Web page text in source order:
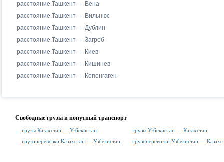
расстояние Ташкент — Вена
расстояние Ташкент — Вильнюс
расстояние Ташкент — Дублин
расстояние Ташкент — Загреб
расстояние Ташкент — Киев
расстояние Ташкент — Кишинев
расстояние Ташкент — Копенгаген
Свободные грузы и попутный транспорт
грузы Казахстан — Узбекистан
грузы Узбекистан — Казахстан
грузоперевозки Казахстан — Узбекистан
грузоперевозки Узбекистан —